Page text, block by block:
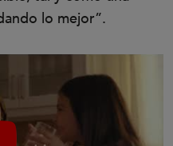
lo mejor”.